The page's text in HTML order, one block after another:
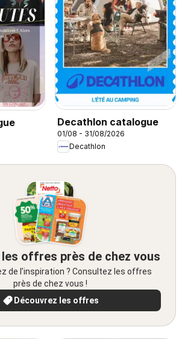
Decathlon catalogue
01/08 - 31/08/2026
Decathlon
les offres près de chez vous
de l’inspiration ? Consultez les offres
près de chez vous !
Découvrez les offres